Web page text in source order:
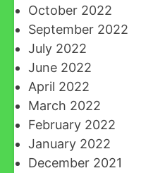
October 2022
September 2022
July 2022
June 2022
April 2022
March 2022
February 2022
January 2022
December 2021